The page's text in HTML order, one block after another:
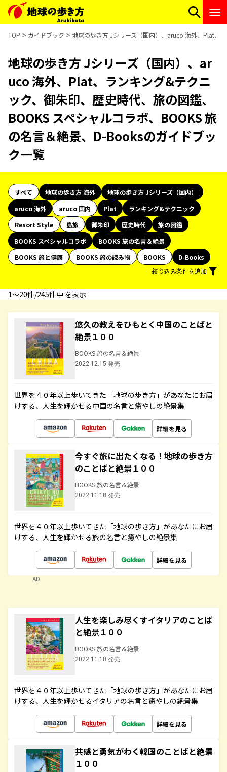
TOP ガイドブック 地球の歩き方 Jシリーズ（国内）、aruco 海外、Plat、
地球の歩き方 Jシリーズ（国内）、ar
uco 海外、Plat、ランキング&テクニ
ック、御朱印、歴史時代、旅の図鑑、
BOOKS スペシャルコラボ、BOOKS 旅
の名言＆絶景、D-Booksのガイドブッ
ク一覧
すべて 地球の歩き方 海外
地球の歩き方 Jシリーズ（国内）
aruco 海外
aruco 国内 Plat
ランキング&テクニック
Resort Style
島旅 御朱印 歴史時代
旅の図鑑
BOOKS スペシャルコラボ
BOOKS 旅の名言＆絶景
BOOKS 旅と健康
BOOKS 旅の読み物 BOOKS
D-Books
絞り込み条件を追加
1〜20件/245件中 を表示
悠久の教えをひもとく中国のことばと
絶景１００
BOOKS 旅の名言＆絶景
2022.12.15 発売
世界を４０年以上歩いてきた「地球の歩き方」があなたにお届
けする、人生を輝かせる中国の名言と癒やしの絶景集
詳細を見る
今すぐ旅に出たくなる！地球の歩き方
のことばと絶景１００
BOOKS 旅の名言＆絶景
2022.11.18 発売
世界を４０年以上歩いてきた「地球の歩き方」があなたにお届
けする、人生を輝かせる旅の名言と癒やしの絶景集
詳細を見る
AD
人生を楽しみ尽くすイタリアのことば
と絶景１００
BOOKS 旅の名言＆絶景
2022.11.18 発売
世界を４０年以上歩いてきた「地球の歩き方」があなたにお届
けする、人生を輝かせるイタリアの名言と癒やしの絶景集
詳細を見る
共感と勇気がわく韓国のことばと絶景
１００